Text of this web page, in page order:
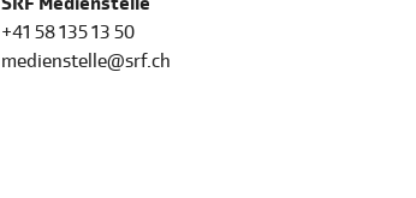
+41 58 135 13 50
medienstelle@srf.ch